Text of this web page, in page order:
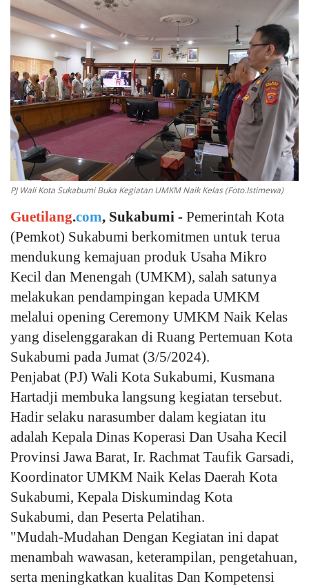
Keamanan
Kejahatan
Cybers Event
UMKM & Ekonomi Kreatif
Pekerja Migran Indonesia
Pendidikan
Informasi Journalism
Olahraga
Kesehatan
Layanan Publik
Perempuan/Anak
PJ Wali Kota Sukabumi Buka Kegiatan UMKM Naik Kelas (Foto.Istimewa)
Guetilang.com, Sukabumi - Pemerintah Kota
(Pemkot) Sukabumi berkomitmen untuk terua
mendukung kemajuan produk Usaha Mikro
Kecil dan Menengah (UMKM), salah satunya
melakukan pendampingan kepada UMKM
melalui opening Ceremony UMKM Naik Kelas
yang diselenggarakan di Ruang Pertemuan Kota
Sukabumi pada Jumat (3/5/2024).
Penjabat (PJ) Wali Kota Sukabumi, Kusmana
Hartadji membuka langsung kegiatan tersebut.
Hadir selaku narasumber dalam kegiatan itu
adalah Kepala Dinas Koperasi Dan Usaha Kecil
Provinsi Jawa Barat, Ir. Rachmat Taufik Garsadi,
Koordinator UMKM Naik Kelas Daerah Kota
Sukabumi, Kepala Diskumindag Kota
Sukabumi, dan Peserta Pelatihan.
"Mudah-Mudahan Dengan Kegiatan ini dapat
menambah wawasan, keterampilan, pengetahuan,
serta meningkatkan kualitas Dan Kompetensi